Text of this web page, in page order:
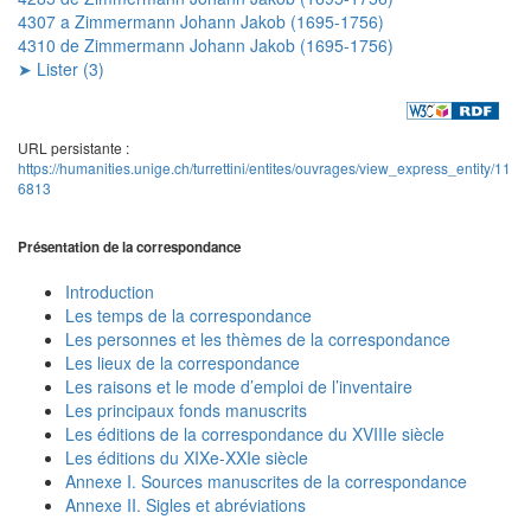
4307 a Zimmermann Johann Jakob (1695-1756)
4310 de Zimmermann Johann Jakob (1695-1756)
➤ Lister (3)
URL persistante :
https://humanities.unige.ch/turrettini/entites/ouvrages/view_express_entity/11
6813
Présentation de la correspondance
Introduction
Les temps de la correspondance
Les personnes et les thèmes de la correspondance
Les lieux de la correspondance
Les raisons et le mode d’emploi de l’inventaire
Les principaux fonds manuscrits
Les éditions de la correspondance du XVIIIe siècle
Les éditions du XIXe-XXIe siècle
Annexe I. Sources manuscrites de la correspondance
Annexe II. Sigles et abréviations